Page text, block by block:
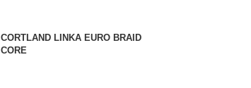
CORTLAND LINKA EURO BRAID
CORE